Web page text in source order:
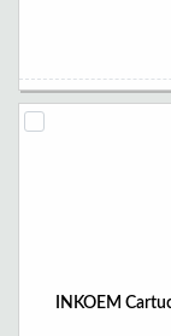
INKOEM